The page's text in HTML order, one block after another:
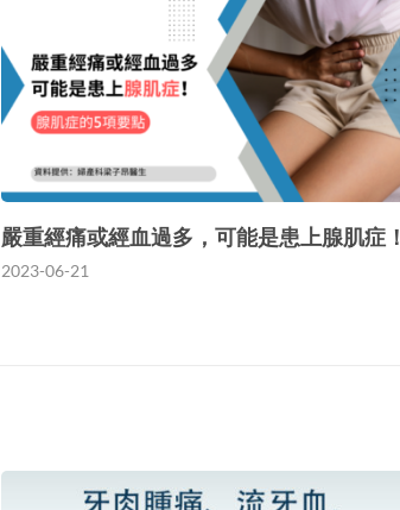
嚴重經痛或經血過多，可能是患上腺肌症！
2023-06-21